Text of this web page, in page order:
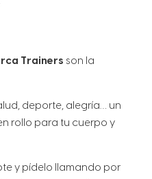
Trainersson la
deporte, alegría… un
rollo para tu cuerpo y
y pídelo llamando por